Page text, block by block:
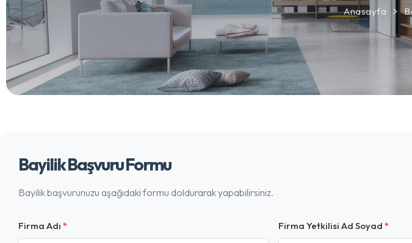
Anasayfa
Bayilik Başvuru Formu
Bayilik başvurunuzu aşağıdaki formu doldurarak yapabilirsiniz.
Firma Adı * Firma Yetkilisi Ad Soyad *